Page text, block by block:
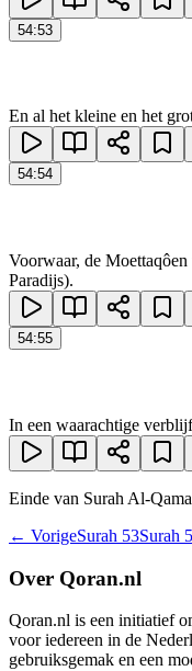
54:53
En al het kleine en het
54:54
Voorwaar, de
Paradijs).
54:55
In een waarachtige
Einde van Surah Al-
← VorigeSurah 53Surah
Over Qoran.nl
Qoran.nl is een initiatief
voor iedereen in de
gebruiksgemak en een